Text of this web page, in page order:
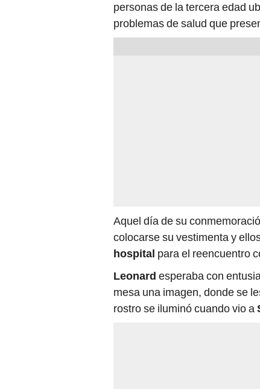
personas de la tercera edad
problemas de salud que
Aquel día de su
colocarse su vestimenta y
hospital para el reencuentro
Leonard esperaba con
mesa una imagen, donde se
rostro se iluminó cuando vio a